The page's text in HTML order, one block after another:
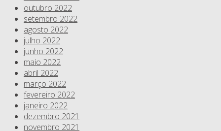
outubro 2022
setembro 2022
agosto 2022
julho 2022
junho 2022
maio 2022
abril 2022
março 2022
fevereiro 2022
janeiro 2022
dezembro 2021
novembro 2021